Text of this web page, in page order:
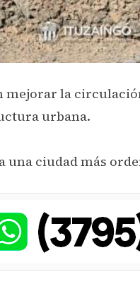
mejorar la
urbana.
una ciudad más